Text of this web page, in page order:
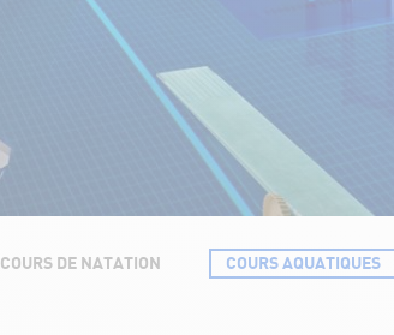
COURS DE NATATION COURS AQUATIQUES